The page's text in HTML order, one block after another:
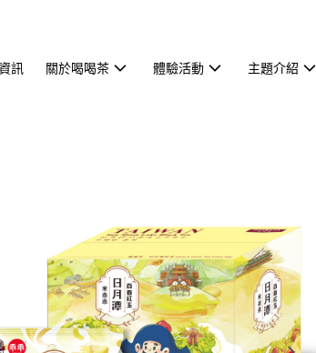
訊 關於喝喝茶 體驗活動 主題介紹